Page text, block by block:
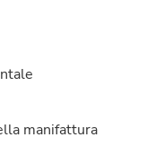
manifattura